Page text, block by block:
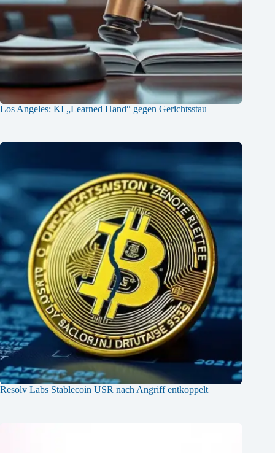
Los Angeles: KI „Learned Hand“ gegen Gerichtsstau
Resolv Labs Stablecoin USR nach Angriff entkoppelt